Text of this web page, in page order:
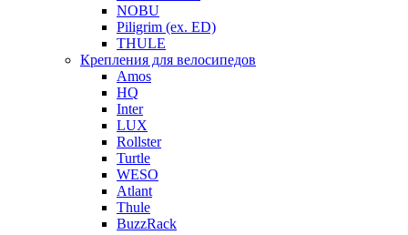
NOBU
Piligrim (ex. ED)
THULE
Крепления для велосипедов
Amos
HQ
Inter
LUX
Rollster
Turtle
WESO
Atlant
Thule
BuzzRack